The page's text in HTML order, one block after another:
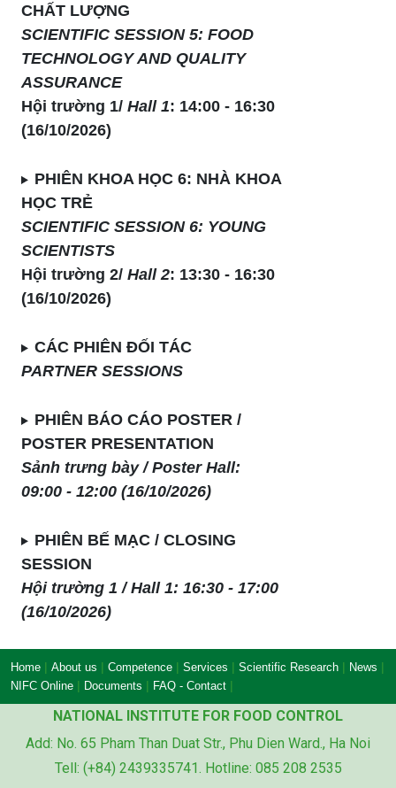
CHẤT LƯỢNG
SCIENTIFIC SESSION 5: FOOD
TECHNOLOGY AND QUALITY
ASSURANCE
Hội trường 1/ Hall 1: 14:00 - 16:30
(16/10/2026)
PHIÊN KHOA HỌC 6: NHÀ KHOA
HỌC TRẺ
SCIENTIFIC SESSION 6: YOUNG
SCIENTISTS
Hội trường 2/ Hall 2: 13:30 - 16:30
(16/10/2026)
CÁC PHIÊN ĐỐI TÁC
PARTNER SESSIONS
PHIÊN BÁO CÁO POSTER /
POSTER PRESENTATION
Sảnh trưng bày / Poster Hall:
09:00 - 12:00 (16/10/2026)
PHIÊN BẾ MẠC / CLOSING
SESSION
Hội trường 1 / Hall 1: 16:30 - 17:00
(16/10/2026)
Home | About us | Competence | Services | Scientific Research | News |
NIFC Online | Documents | FAQ - Contact |
NATIONAL INSTITUTE FOR FOOD CONTROL
Add: No. 65 Pham Than Duat Str., Phu Dien Ward., Ha Noi
Tell: (+84) 2439335741. Hotline: 085 208 2535